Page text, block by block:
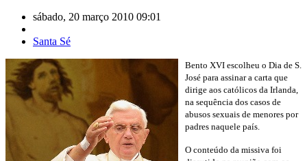
sábado, 20 março 2010 09:01
Santa Sé
Bento XVI escolheu o Dia de S.
José para assinar a carta que
dirige aos católicos da Irlanda,
na sequência dos casos de
abusos sexuais de menores por
padres naquele país.
O conteúdo da missiva foi